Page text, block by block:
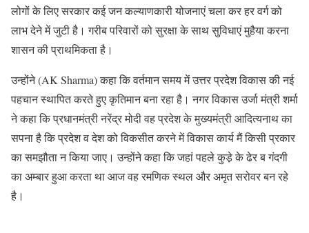
लोगों के लिए सरकार कई जन कल्याणकारी योजनाएं चला कर हर वर्ग को
लाभ देने में जुटी है। गरीब परिवारों को सुरक्षा के साथ सुविधाएं मुहैया करना
शासन की प्राथमिकता है।
उन्होंने (AK Sharma) कहा कि वर्तमान समय में उत्तर प्रदेश विकास की नई
पहचान स्थापित करते हुए कृतिमान बना रहा है। नगर विकास उर्जा मंत्री शर्मा
ने कहा कि प्रधानमंत्री नरेंद्र मोदी वह प्रदेश के मुख्यमंत्री आदित्यनाथ का
सपना है कि प्रदेश व देश को विकसीत करने में विकास कार्य मैं किसी प्रकार
का समझौता न किया जाए। उन्होंने कहा कि जहां पहले कुडे़ के ढेर ब गंदगी
का अम्बार हुआ करता था आज वह रमणिक स्थल और अमृत सरोवर बन रहे
है।